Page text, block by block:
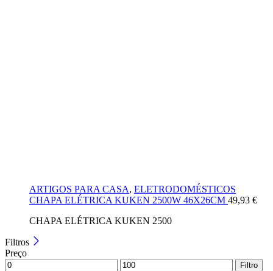
ARTIGOS PARA CASA, ELETRODOMÉSTICOS
CHAPA ELÉTRICA KUKEN 2500W 46X26CM 49,93 €
CHAPA ELÉTRICA KUKEN 2500
Filtros
Preço
Filtro